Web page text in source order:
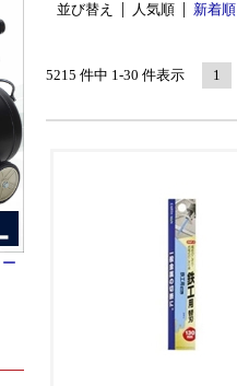
並び替え 人気順 新着順
5215 件中 1-30 件表示 1